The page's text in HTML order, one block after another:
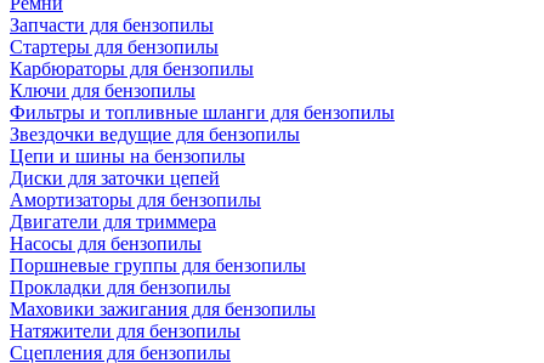
Запчасти для бензопилы
Стартеры для бензопилы
Карбюраторы для бензопилы
Ключи для бензопилы
Фильтры и топливные шланги для бензопилы
Звездочки ведущие для бензопилы
Цепи и шины на бензопилы
Диски для заточки цепей
Амортизаторы для бензопилы
Двигатели для триммера
Насосы для бензопилы
Поршневые группы для бензопилы
Прокладки для бензопилы
Маховики зажигания для бензопилы
Натяжители для бензопилы
Сцепления для бензопилы